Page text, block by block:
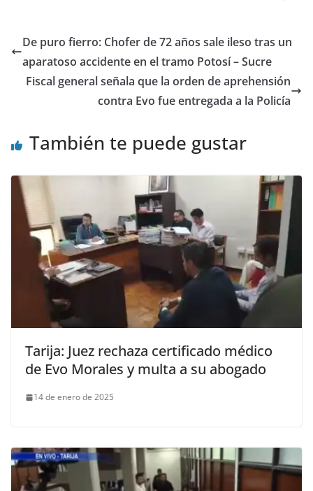
De puro fierro: Chofer de 72 años sale ileso tras un
aparatoso accidente en el tramo Potosí – Sucre
Fiscal general señala que la orden de aprehensión
contra Evo fue entregada a la Policía
También te puede gustar
Tarija: Juez rechaza certificado médico
de Evo Morales y multa a su abogado
14 de enero de 2025